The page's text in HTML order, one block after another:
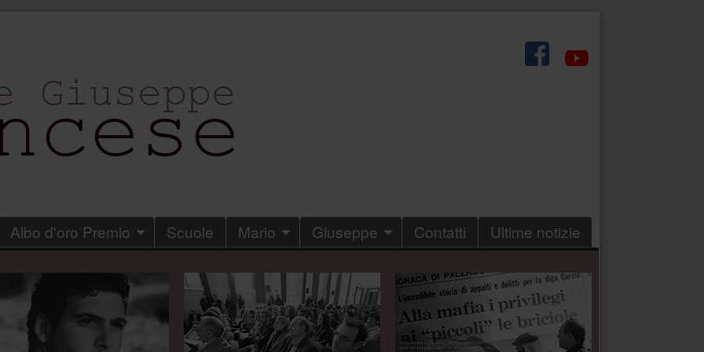
Albo d'oro Premio Scuole Mario Giuseppe Contatti Ultime notizie